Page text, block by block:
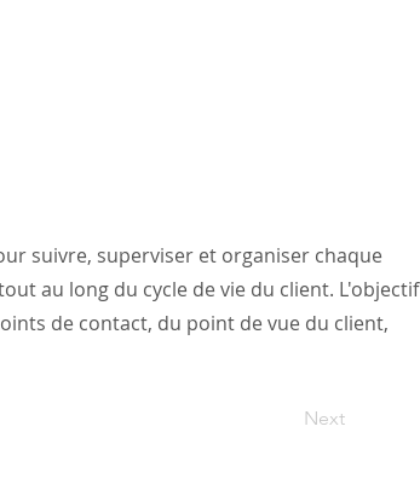
suivre, superviser et organiser chaque
au long du cycle de vie du client. L'objectif
de contact, du point de vue du client,
Next